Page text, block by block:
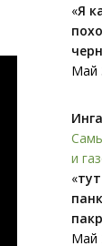
«Я
Май
и
«
Май